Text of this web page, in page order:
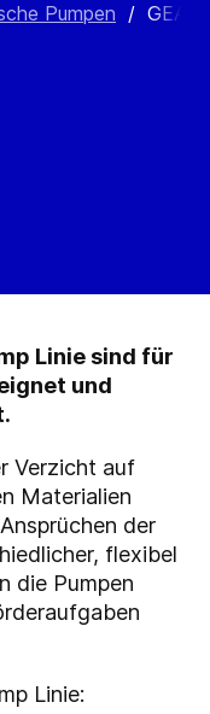
Pumpen / GEA
Linie sind für
und
Verzicht auf
Materialien
der
flexibel
die Pumpen
Linie: